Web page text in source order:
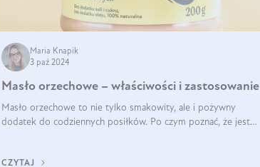
Maria Knapik
3 paź 2024
Masło orzechowe – właściwości i zastosowanie
Masło orzechowe to nie tylko smakowity, ale i pożywny
dodatek do codziennych posiłków. Po czym poznać, że jest
CZYTAJ